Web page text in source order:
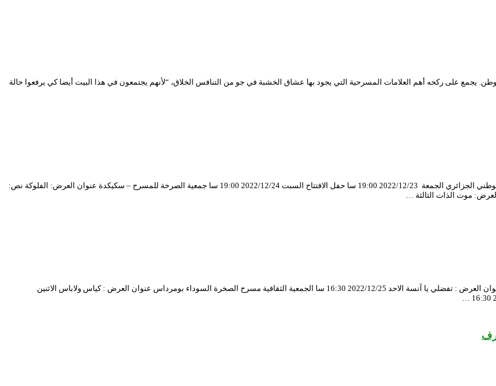
على ركحه أهم العلامات المسرحية التي يجود بها عشاق الخشبة في جو من التنافس الخلاق، “لأنهم يجتمعون في هذا البيت أيضا كي يرفعوا حالة
بــــرنـــامــــج العروض المــنـــافــــسة على جوائز المهرجان بقاعة “مصطفى كاتب” بالمسرح الوطني الجزائري الجمعة 2022/12/23 19:00 سا حفل الافتتاح السبت 2022/12/24 19:00 سا جمعية الصرخة للمسرح – سكيكدة عنوان العرض: الفلوكة نص:
قاعة الحاج عمر بالمسرح الوطني الجزائري السبت 2022/12/24 16:30 سا جمعية انس – سطيف عنوان العرض : تفضلي يا آنسة الاحد 2022/12/25 16:30 سا الجمعية الثقافية مسرح الصخرة السوداء بومرداس عنوان العرض : كياس ولاباس الاثنين